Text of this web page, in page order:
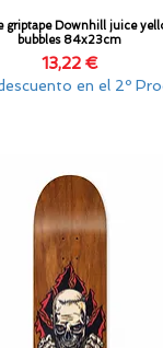
Vista rápida
griptape Downhill juice
bubbles 84x23cm
Precio
13,22 €
en el 2º